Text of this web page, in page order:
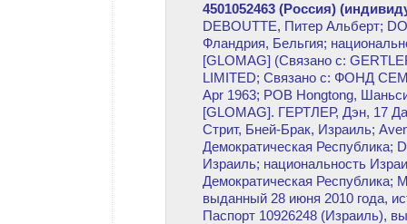
4501052463 (Россия)
DEBOUTTE, Питер Альберт;
Фландрия, Бельгия;
[GLOMAG] (Связано с:
LIMITED; Связано с: ФОНД
Apr 1963; POB Hongtong,
[GLOMAG]. ГЕРТЛЕР, Дэн, 17
Стрит, Бней-Брак, Израиль;
Демократическая Республика;
Израиль; национальность
Демократическая Республика;
выданный 28 июня 2010 года,
Паспорт 10926248 (Израиль),